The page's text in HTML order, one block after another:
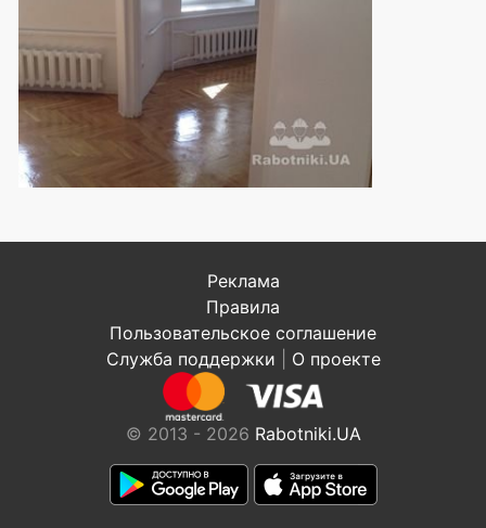
Реклама
Правила
Пользовательское соглашение
Служба поддержки
О проекте
© 2013 - 2026 Rabotniki.UA